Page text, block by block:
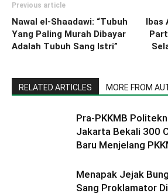
Previous article
Nawal el-Shaadawi: “Tubuh
Yang Paling Murah Dibayar
Adalah Tubuh Sang Istri”
Ibas
RELATED ARTICLES MORE FROM
Pra-PKKMB
Jakarta Bekali 300
Baru Menjelang
Menapak Jejak
Sang Proklamator